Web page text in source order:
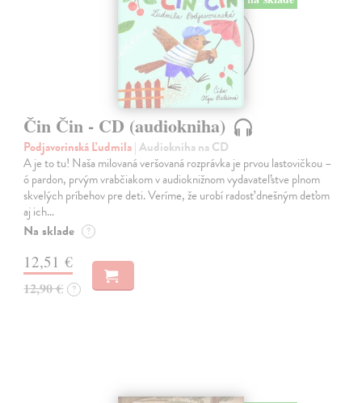
Čin Čin - CD (audiokniha)
Podjavorinská Ľudmila| Audiokniha na CD
A je to tu! Naša milovaná veršovaná rozprávka je prvou lastovičkou –
ó pardon, prvým vrabčiakom v audioknižnom vydavateľstve plnom
skvelých príbehov pre deti. Veríme, že urobí radosť dnešným deťom
aj ich…
Na sklade ?
12,51 €
12,90 € ?